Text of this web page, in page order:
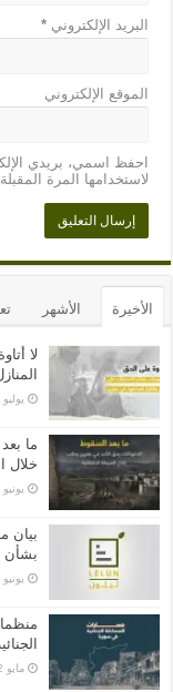
البريد الإلكتروني*
الموقع الإلكتروني
احفظ اسمي، بريدي
لاستخدامها المرة
الأخيرة الأشهر
لا
يوليو 15, 2026
ما
خلال
يونيو 29, 2026
بيان
بشأن
يونيو 16, 2026
مايو 12, 2026